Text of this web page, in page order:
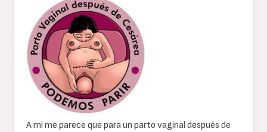
texto
A mi me parece que para un parto vaginal después de